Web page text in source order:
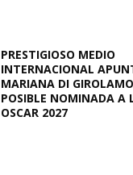
PRESTIGIOSO MEDIO
INTERNACIONAL
MARIANA DI
POSIBLE NOMINADA A
OSCAR 2027